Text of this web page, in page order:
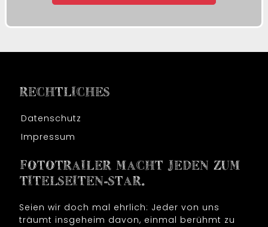
RECHTLICHES
Datenschutz
Impressum
FOTOTRAILER MACHT JEDEN ZUM
TITELSEITEN-STAR.
Seien wir doch mal ehrlich: Jeder von uns
träumt insgeheim davon, einmal berühmt zu